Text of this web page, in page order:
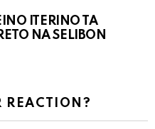
ITERINO TA
NA SELIBON
REACTION?